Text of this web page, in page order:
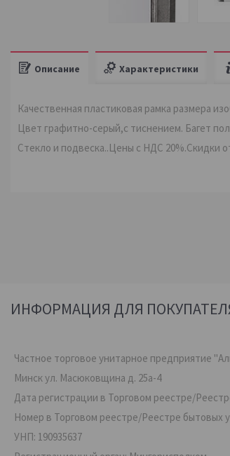
Описание Характеристики
Качественная пластиковая рамка размера
Цвет графитно-серый,с тиснением. Багет
Стекло и подвеска..Цены с НДС 20%.Скидки
ИНФОРМАЦИЯ ДЛЯ
Частное торговое унитарное предприятие
Минск ул. Масюковщина д. 25а-4
Дата регистрации в Торговом реестре/
Номер в Торговом реестре/Реестре бытовых
УНП: 190935637